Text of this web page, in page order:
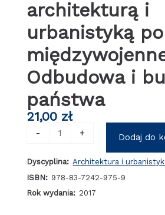
architekturą i
urbanistyką
Odbudowa i
państwa
21,00 zł
-
architekturą
urbanistyką
polski
+ Dodaj do
Dyscyplina: Architektura i
ISBN: 978-83-7242-975-9
Rok wydania: 2017